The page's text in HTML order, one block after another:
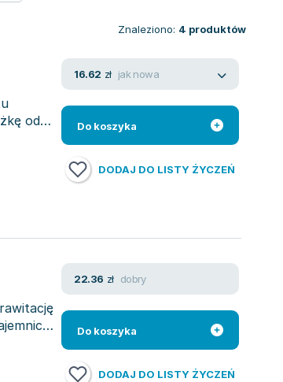
Znaleziono: 4 produktów
od
16.62 zł jak nowa
Do koszyka
DODAJ DO LISTY ŻYCZEŃ
22.36 zł dobry
Do koszyka
DODAJ DO LISTY ŻYCZEŃ